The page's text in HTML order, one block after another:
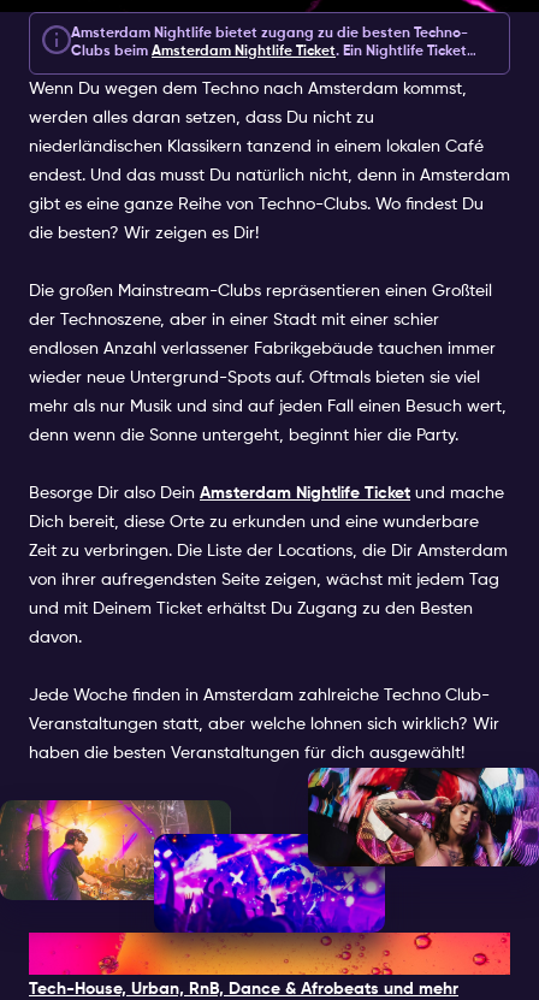
Amsterdam Nightlife bietet zugang zu die besten Techno-
Clubs beim Amsterdam Nightlife Ticket. Ein Nightlife Ticket
und bietet Zugang zu über 30 Clubs, Special Events,
Wenn Du wegen dem Techno nach Amsterdam kommst,
werden alles daran setzen, dass Du nicht zu
niederländischen Klassikern tanzend in einem lokalen Café
endest. Und das musst Du natürlich nicht, denn in Amsterdam
gibt es eine ganze Reihe von Techno-Clubs. Wo findest Du
die besten? Wir zeigen es Dir!
Die großen Mainstream-Clubs repräsentieren einen Großteil
der Technoszene, aber in einer Stadt mit einer schier
endlosen Anzahl verlassener Fabrikgebäude tauchen immer
wieder neue Untergrund-Spots auf. Oftmals bieten sie viel
mehr als nur Musik und sind auf jeden Fall einen Besuch wert,
denn wenn die Sonne untergeht, beginnt hier die Party.
Besorge Dir also Dein Amsterdam Nightlife Ticket und mache
Dich bereit, diese Orte zu erkunden und eine wunderbare
Zeit zu verbringen. Die Liste der Locations, die Dir Amsterdam
von ihrer aufregendsten Seite zeigen, wächst mit jedem Tag
und mit Deinem Ticket erhältst Du Zugang zu den Besten
davon.
Jede Woche finden in Amsterdam zahlreiche Techno Club-
Veranstaltungen statt, aber welche lohnen sich wirklich? Wir
haben die besten Veranstaltungen für dich ausgewählt!
1. CLUB JOHN DOE
Tech-House, Urban, RnB, Dance & Afrobeats und mehr